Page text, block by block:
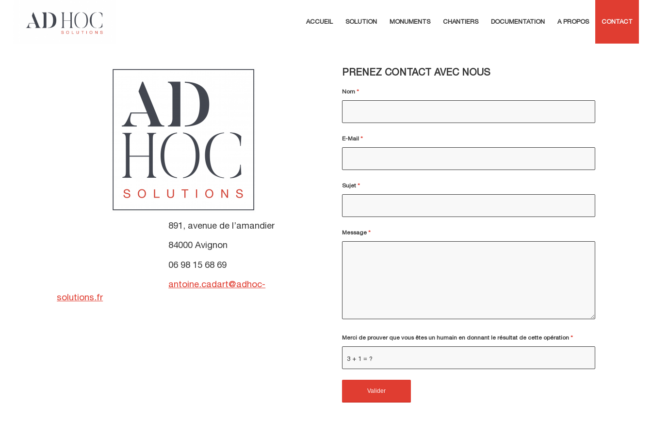
ACCUEIL SOLUTION MONUMENTS CHANTIERS DOCUMENTATION A PROPOS CONTACT
891, avenue de l’amandier
84000 Avignon
06 98 15 68 69
antoine.cadart@adhoc-
solutions.fr
PRENEZ CONTACT AVEC NOUS
Nom*
E-Mail*
Sujet*
Message*
3 + 1 = ?
Merci de prouver que vous êtes un humain en donnant le résultat de cette opération*